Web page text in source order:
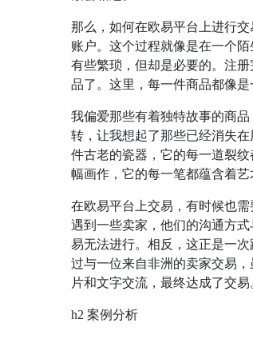
那么，如何在欧易平台上进行
账户。这个过程就像是在一个
有些繁琐，但却是必要的。注
品了。这里，每一件商品都像是
我偏爱那些有着独特故事的商
转，让我想起了那些已经消失
件古老的瓷器，它的每一道裂
幅画作，它的每一笔都蕴含着艺
在欧易平台上交易，有时候也
遇到一些卖家，他们的沟通方
易无法进行。相反，这正是一
过与一位来自非洲的卖家交易
片和文字交流，最终达成了交易
h2 案例分析